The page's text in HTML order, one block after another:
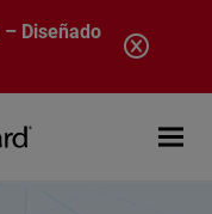
– Diseñado
Open